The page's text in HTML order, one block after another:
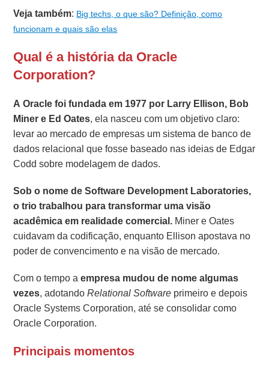
Veja também: Big techs, o que são? Definição, como
funcionam e quais são elas
Qual é a história da Oracle
Corporation?
A Oracle foi fundada em 1977 por Larry Ellison, Bob
Miner e Ed Oates, ela nasceu com um objetivo claro:
levar ao mercado de empresas um sistema de banco de
dados relacional que fosse baseado nas ideias de Edgar
Codd sobre modelagem de dados.
Sob o nome de Software Development Laboratories,
o trio trabalhou para transformar uma visão
acadêmica em realidade comercial. Miner e Oates
cuidavam da codificação, enquanto Ellison apostava no
poder de convencimento e na visão de mercado.
Com o tempo aempresa mudou de nome algumas
vezes, adotandoRelational Software primeiro e depois
Oracle Systems Corporation, até se consolidar como
Oracle Corporation.
Principais momentos